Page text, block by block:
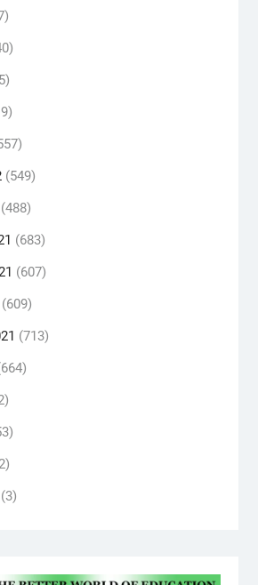
(549)
(683)
(607)
(609)
(713)
(3)